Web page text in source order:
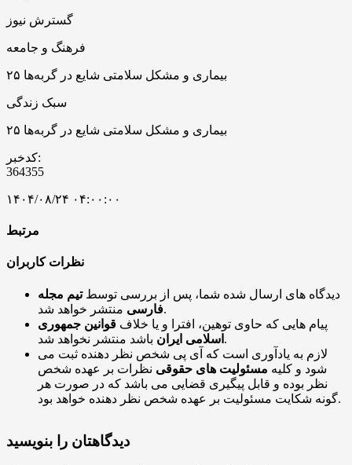
گسترش نیوز
فرهنگ و جامعه
۲۵ بیماری و مشکل سلامتی شایع در گربه‌ها
سبک زندگی
۲۵ بیماری و مشکل سلامتی شایع در گربه‌ها
کدخبر:
364355
۱۴۰۴/۰۸/۲۴ ۰۴:۰۰:۰۰
مرتبط
نظرات کاربران
دیدگاه های ارسال شده شما، پس از بررسی توسطتیم مجله
فارسیمنتشر خواهد شد.
پیام هایی که حاوی توهین، افترا و یا خلاف قوانین جمهوری
اسلامی ایران باشد منتشر نخواهد شد.
لازم به یادآوری است که آی پی شخص نظر دهنده ثبت می
شود و کلیه مسئولیت های حقوقی نظرات بر عهده شخص
نظر بوده و قابل پیگیری قضایی می باشد که در صورت هر
گونه شکایت مسئولیت بر عهده شخص نظر دهنده خواهد بود.
دیدگاهتان را بنویسید